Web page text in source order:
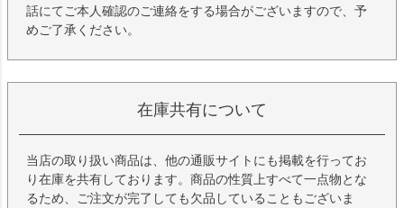
話にてご本人確認のご連絡をする場合がございますので、予
めご了承ください。
在庫共有について
当店の取り扱い商品は、他の通販サイトにも掲載を行ってお
り在庫を共有しております。商品の性質上すべて一点物とな
るため、ご注文が完了しても欠品していることもございま